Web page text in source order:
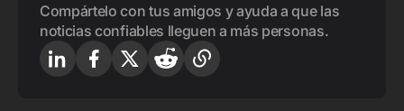
Compártelo con tus amigos y ayuda a que las
noticias confiables lleguen a más personas.